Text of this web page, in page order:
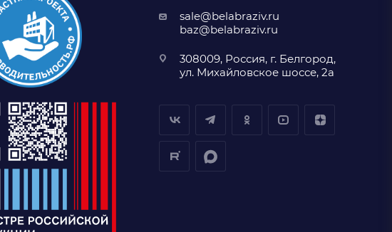
sale@belabraziv.ru
baz@belabraziv.ru
308009, Россия, г. Белгород,
ул. Михайловское шоссе, 2а